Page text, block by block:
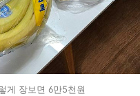
게 장보면 6만5천원